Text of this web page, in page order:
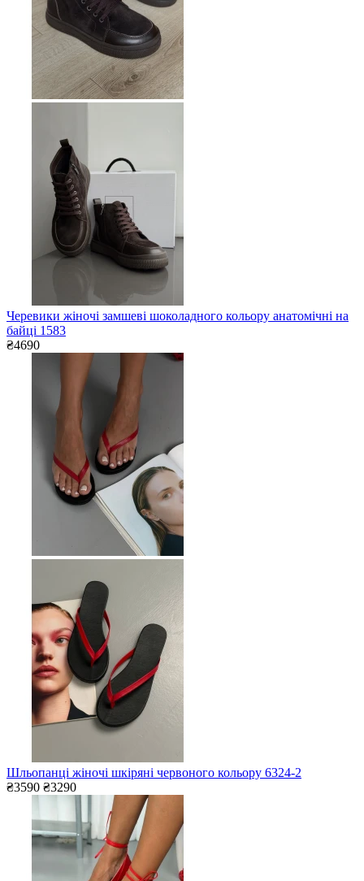
Черевики жіночі замшеві шоколадного кольору анатомічні на
байці 1583
₴4690
Шльопанці жіночі шкіряні червоного кольору 6324-2
₴3590 ₴3290